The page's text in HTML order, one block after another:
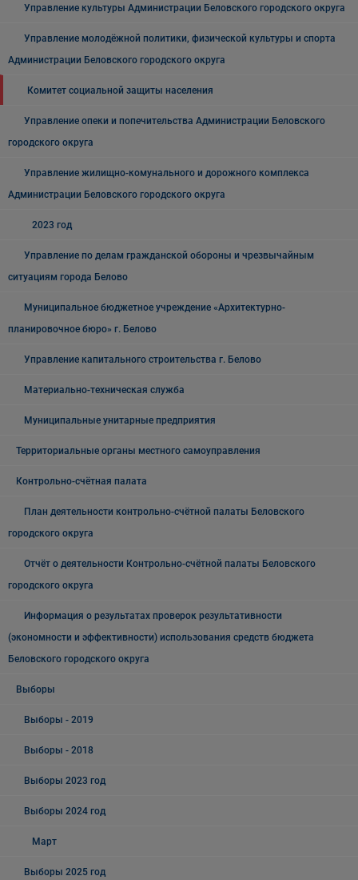
Управление культуры Администрации Беловского городского округа
Управление молодёжной политики, физической культуры и спорта
Администрации Беловского городского округа
Комитет социальной защиты населения
Управление опеки и попечительства Администрации Беловского
городского округа
Управление жилищно-комунального и дорожного комплекса
Администрации Беловского городского округа
2023 год
Управление по делам гражданской обороны и чрезвычайным
ситуациям города Белово
Муниципальное бюджетное учреждение «Архитектурно-
планировочное бюро» г. Белово
Управление капитального строительства г. Белово
Материально-техническая служба
Муниципальные унитарные предприятия
Территориальные органы местного самоуправления
Контрольно-счётная палата
План деятельности контрольно-счётной палаты Беловского
городского округа
Отчёт о деятельности Контрольно-счётной палаты Беловского
городского округа
Информация о результатах проверок результативности
(экономности и эффективности) использования средств бюджета
Беловского городского округа
Выборы
Выборы - 2019
Выборы - 2018
Выборы 2023 год
Выборы 2024 год
Март
Выборы 2025 год